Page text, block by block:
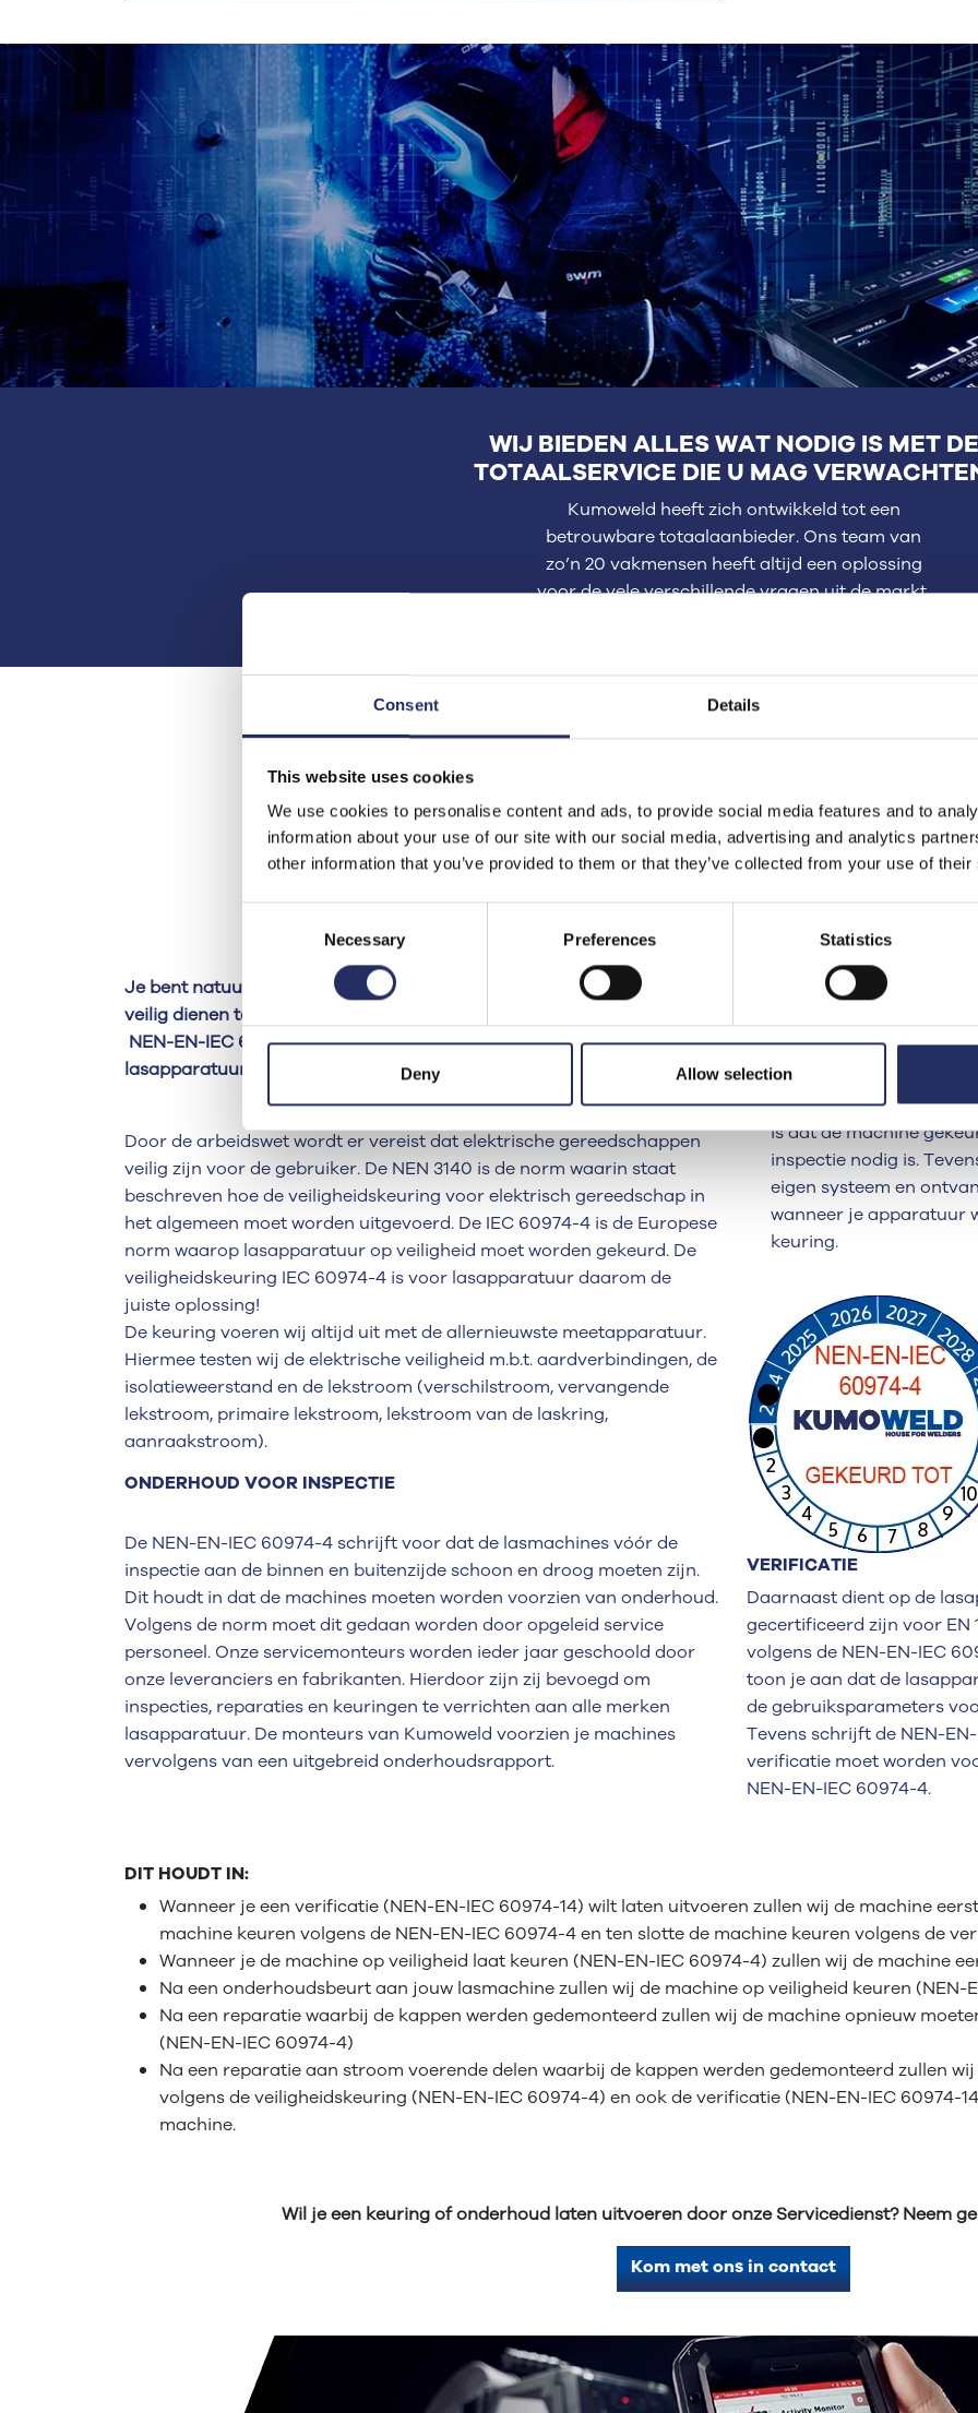
Consent Details
This website uses cookies
We use cookies to personalise content and ads, to provide social media features and to
information about your use of our site with our social media, advertising and analytics
other information that you’ve provided to them or that they’ve collected from your use of
Necessary Preferences Statistics
Deny Allow selection
WIJ BIEDEN ALLES WAT NODIG IS MET DE
TOTAALSERVICE DIE U MAG
Kumoweld heeft zich ontwikkeld tot een
betrouwbare totaalaanbieder. Ons team van
zo’n 20 vakmensen heeft altijd een oplossing
voor de vele verschillende vragen uit de markt.
KEURING EN ONDERHOUD
Je bent natuurlijk al op de hoogte dat alle elektrische gereedschappen
veilig dienen te zijn voor de gebruiker. Maar bent u bekend met de
NEN-EN-IEC 60974-4 norm? In deze norm staat omschreven hoe
lasapparatuur geïnspecteerd en getest moet worden.
Door de arbeidswet wordt er vereist dat elektrische gereedschappen
veilig zijn voor de gebruiker. De NEN 3140 is de norm waarin staat
beschreven hoe de veiligheidskeuring voor elektrisch gereedschap in
het algemeen moet worden uitgevoerd. De IEC 60974-4 is de Europese
norm waarop lasapparatuur op veiligheid moet worden gekeurd. De
veiligheidskeuring IEC 60974-4 is voor lasapparatuur daarom de
juiste oplossing!
De keuring voeren wij altijd uit met de allernieuwste meetapparatuur.
Hiermee testen wij de elektrische veiligheid m.b.t. aardverbindingen, de
isolatieweerstand en de lekstroom (verschilstroom, vervangende
lekstroom, primaire lekstroom, lekstroom van de laskring,
aanraakstroom).
ONDERHOUD VOOR INSPECTIE
De NEN-EN-IEC 60974-4 schrijft voor dat de lasmachines vóór de
inspectie aan de binnen en buitenzijde schoon en droog moeten zijn.
Dit houdt in dat de machines moeten worden voorzien van onderhoud.
Volgens de norm moet dit gedaan worden door opgeleid service
personeel. Onze servicemonteurs worden ieder jaar geschoold door
onze leveranciers en fabrikanten. Hierdoor zijn zij bevoegd om
inspecties, reparaties en keuringen te verrichten aan alle merken
lasapparatuur. De monteurs van Kumoweld voorzien je machines
vervolgens van een uitgebreid onderhoudsrapport.
TIJDENS DE KEURING
De keuring bestaat uit
beproevingen en de
keuring wordt
gekeurde middelen.
apparaten voorzien
is dat de machine
inspectie nodig is.
eigen systeem en
wanneer je apparatuur
keuring.
VERIFICATIE
Daarnaast dient op de
gecertificeerd zijn voor
volgens de NEN-EN-IEC
toon je aan dat de
de gebruiksparameters
Tevens schrijft de NEN-
verificatie moet worden
NEN-EN-IEC 60974-4.
DIT HOUDT IN:
Wanneer je een verificatie (NEN-EN-IEC 60974-14) wilt laten uitvoeren zullen wij de machine
machine keuren volgens de NEN-EN-IEC 60974-4 en ten slotte de machine keuren volgens de
Wanneer je de machine op veiligheid laat keuren (NEN-EN-IEC 60974-4) zullen wij de machine
Na een onderhoudsbeurt aan jouw lasmachine zullen wij de machine op veiligheid keuren (NEN-
Na een reparatie waarbij de kappen werden gedemonteerd zullen wij de machine opnieuw
(NEN-EN-IEC 60974-4)
Na een reparatie aan stroom voerende delen waarbij de kappen werden gedemonteerd zullen
volgens de veiligheidskeuring (NEN-EN-IEC 60974-4) en ook de verificatie (NEN-EN-IEC 60974-
machine.
Wil je een keuring of onderhoud laten uitvoeren door onze Servicedienst? Neem
Kom met ons in contact